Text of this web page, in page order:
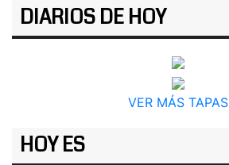
DIARIOS DE HOY
VER MÁS TAPAS
HOY ES